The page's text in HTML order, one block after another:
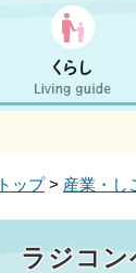
トップ> 産業・し
ラジコン